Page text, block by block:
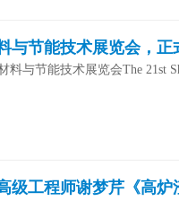
与节能技术展览会，正
与节能技术展览会The 21st
工程师谢梦芹《高炉